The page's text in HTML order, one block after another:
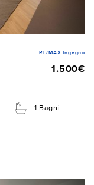
RE/MAX Ingegno
1.500€
1 Bagni